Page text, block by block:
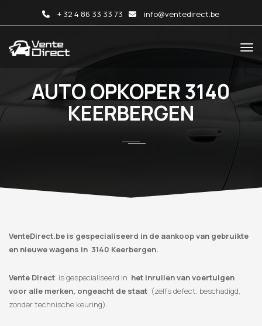
+ 32 4 86 33 33 73 info@ventedirect.be
AUTO OPKOPER 3140
KEERBERGEN
VenteDirect.be is gespecialiseerd in de aankoop van gebruikte
en nieuwe wagens in 3140 Keerbergen.
Vente Direct is gespecialiseerd in het inruilen van voertuigen
voor alle merken, ongeacht de staat (zelfs defect, beschadigd,
zonder technische keuring).